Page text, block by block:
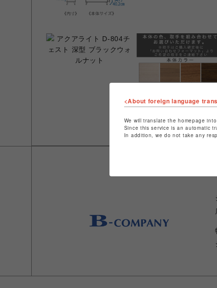
<About foreign language
We will translate the homepage
Since this service is an automatic
In addition, we do not take any